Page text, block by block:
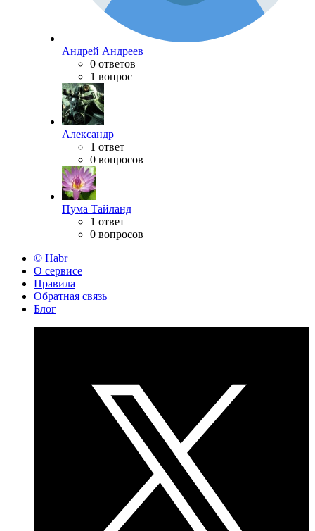
Андрей Андреев
0 ответов
1 вопрос
Александр
1 ответ
0 вопросов
Пума Тайланд
1 ответ
0 вопросов
© Habr
О сервисе
Правила
Обратная связь
Блог